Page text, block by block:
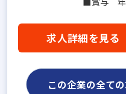
求人詳細を見る
この企業の全て